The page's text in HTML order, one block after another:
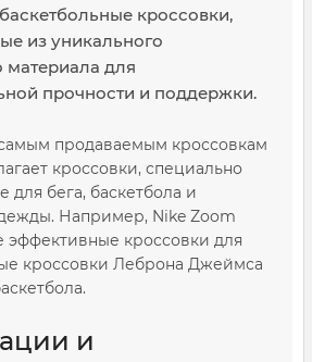
кроссовки,
из уникального
материала для
прочности и поддержки.
продаваемым кроссовкам
кроссовки, специально
для бега, баскетбола и
Например, Nike Zoom
эффективные кроссовки для
кроссовки Леброна Джеймса
и